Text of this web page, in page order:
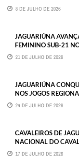
8 DE JULHO DE 2026
JAGUARIÚNA
FEMININO SUB-21
21 DE JULHO DE 2026
JAGUARIÚNA
NOS JOGOS
24 DE JULHO DE 2026
CAVALEIROS DE
NACIONAL DO
17 DE JULHO DE 2026